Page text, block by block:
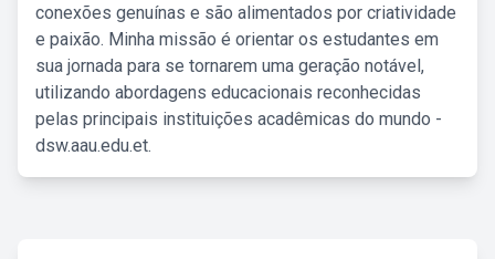
conexões genuínas e são alimentados por criatividade
e paixão. Minha missão é orientar os estudantes em
sua jornada para se tornarem uma geração notável,
utilizando abordagens educacionais reconhecidas
pelas principais instituições acadêmicas do mundo -
dsw.aau.edu.et.